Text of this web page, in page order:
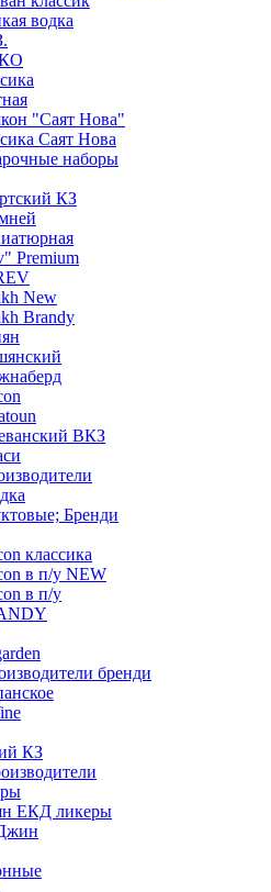
водка
"Саят Нова"
Саят Нова
наборы
КЗ
Premium
New
Brandy
ВКЗ
Бренди
классика
в п/у NEW
в п/у
бренди
КЗ
ЕКД ликеры